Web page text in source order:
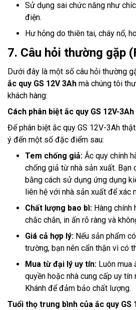
Sử dụng sai chức năng như
điện.
Hư hỏng do thiên tai, cháy nổ,
7. Câu hỏi thường gặp
Dưới đây là một số câu hỏi thường
ắc quy GS 12V 3Ah mà chúng tôi
khách hàng:
Cách phân biệt ắc quy GS 12V-
Để phân biệt ắc quy GS 12V-3Ah
ý đến một số đặc điểm sau:
Tem chống giả: Ắc quy chính
chống giả từ nhà sản xuất. Bạn
bằng cách sử dụng ứng dụng
liên hệ với nhà sản xuất để xác
Chất lượng bao bì: Hàng
chắc chắn, in ấn rõ ràng và
Giá cả hợp lý: Nếu sản phẩm
trường, bạn nên cẩn thận vì có
Mua từ đại lý uy tín: Luôn
quyền hoặc nhà cung cấp uy
Khánh để đảm bảo chất lượng.
Tuổi thọ trung bình của ắc quy GS